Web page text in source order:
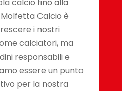
Calcio è
i nostri
calciatori, ma
responsabili e
essere un punto
per la nostra